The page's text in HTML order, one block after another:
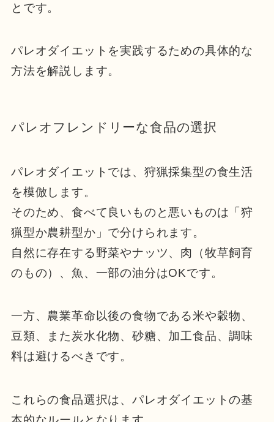
とです。
パレオダイエットを実践するための具体的な
方法を解説します。
パレオフレンドリーな食品の選択
パレオダイエットでは、狩猟採集型の食生活
を模倣します。
そのため、食べて良いものと悪いものは「狩
猟型か農耕型か」で分けられます。
自然に存在する野菜やナッツ、肉（牧草飼育
のもの）、魚、一部の油分はOKです。
一方、農業革命以後の食物である米や穀物、
豆類、また炭水化物、砂糖、加工食品、調味
料は避けるべきです。
これらの食品選択は、パレオダイエットの基